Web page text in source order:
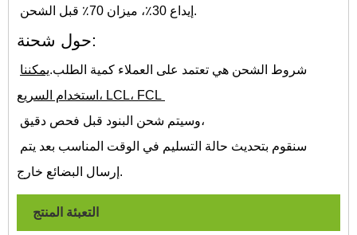
إيداع 30٪، ميزان 70٪ قبل الشحن.
حول شحنة:
شروط الشحن هي تعتمد على العملاء كمية الطلب.يمكننا
استخدام السريع، LCL، FCL
وسيتم شحن البنود قبل فحص دقيق،
إرسال البضائع خارج.
التعبئة المنتج